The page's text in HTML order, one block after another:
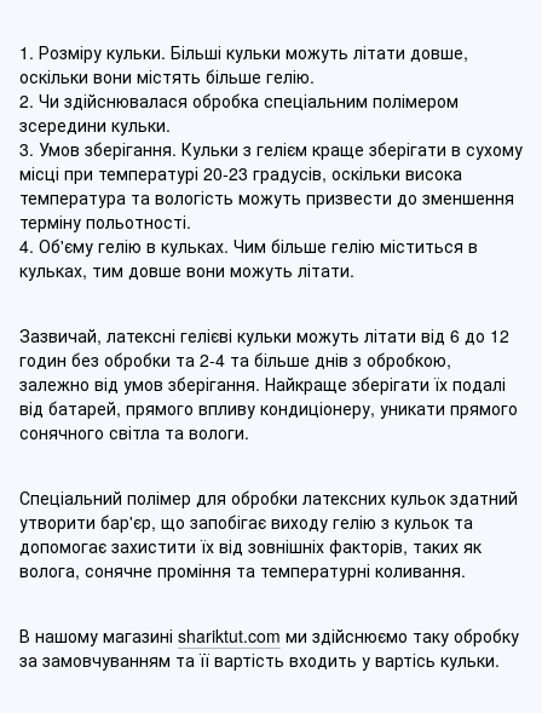
1. Розміру кульки. Більші кульки можуть літати довше,
оскільки вони містять більше гелію.
2. Чи здійснювалася обробка спеціальним полімером
зсередини кульки.
3. Умов зберігання. Кульки з гелієм краще зберігати в сухому
місці при температурі 20-23 градусів, оскільки висока
температура та вологість можуть призвести до зменшення
терміну польотності.
4. Об'єму гелію в кульках. Чим більше гелію міститься в
кульках, тим довше вони можуть літати.
Зазвичай, латексні гелієві кульки можуть літати від 6 до 12
годин без обробки та 2-4 та більше днів з обробкою,
залежно від умов зберігання. Найкраще зберігати їх подалі
від батарей, прямого впливу кондиціонеру, уникати прямого
сонячного світла та вологи.
Спеціальний полімер для обробки латексних кульок здатний
утворити бар'єр, що запобігає виходу гелію з кульок та
допомогає захистити їх від зовнішніх факторів, таких як
волога, сонячне проміння та температурні коливання.
В нашому магазині shariktut.com ми здійснюємо таку обробку
за замовчуванням та її вартість входить у вартісь кульки.